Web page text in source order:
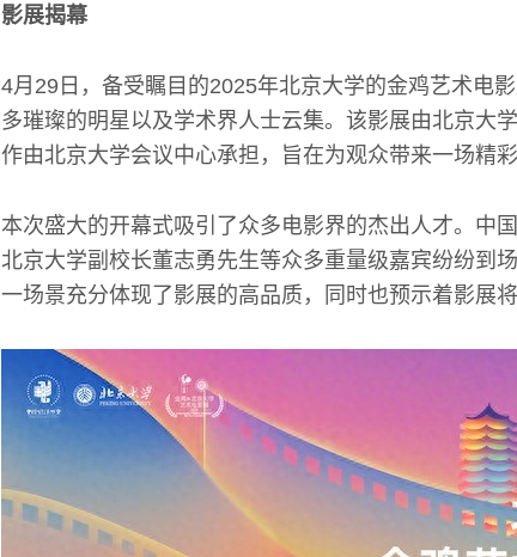
影展揭幕
4月29日，备受瞩目的2025年北京大学的金鸡艺术电
多璀璨的明星以及学术界人士云集。该影展由北京大
作由北京大学会议中心承担，旨在为观众带来一场精
本次盛大的开幕式吸引了众多电影界的杰出人才。中
北京大学副校长董志勇先生等众多重量级嘉宾纷纷到
一场景充分体现了影展的高品质，同时也预示着影展